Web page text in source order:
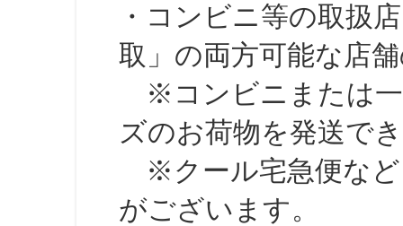
・コンビニ等の取扱
取」の両方可能な店
※コンビニまたは一
ズのお荷物を発送で
※クール宅急便など
がございます。